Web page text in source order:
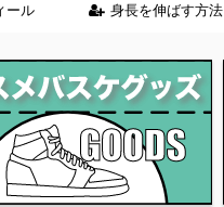
ール 身長を伸ばす方法